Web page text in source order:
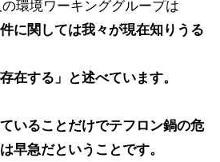
環境ワーキンググループは
に関しては我々が現在知りうる
在する」と述べています。
いることだけでテフロン鍋の危
早急だということです。